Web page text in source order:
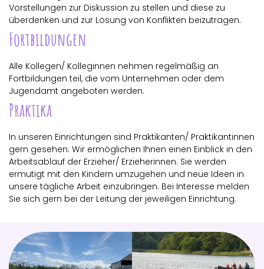
Vorstellungen zur Diskussion zu stellen und diese zu
überdenken und zur Lösung von Konflikten beizutragen.
Fortbildungen
Alle Kollegen/ Kolleginnen nehmen regelmäßig an
Fortbildungen teil, die vom Unternehmen oder dem
Jugendamt angeboten werden.
Praktika
In unseren Einrichtungen sind Praktikanten/ Praktikantinnen
gern gesehen. Wir ermöglichen Ihnen einen Einblick in den
Arbeitsablauf der Erzieher/ Erzieherinnen. Sie werden
ermutigt mit den Kindern umzugehen und neue Ideen in
unsere tägliche Arbeit einzubringen. Bei Interesse melden
Sie sich gern bei der Leitung der jeweiligen Einrichtung.